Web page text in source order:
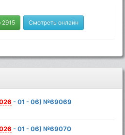
2915 Смотреть онлайн
- 01 - 06) №69069
- 01 - 06) №69070